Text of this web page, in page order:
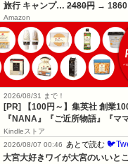
旅行 キャンプ… 2480円 → 1860
Amazon
2026/08/31 まで！
[PR]
【100円～】集英社 創業
『NANA』『ご近所物語』『マ
Kindleストア
2026/08/07 00:46
あとで読む
大宮大好きワイが大宮のいいと